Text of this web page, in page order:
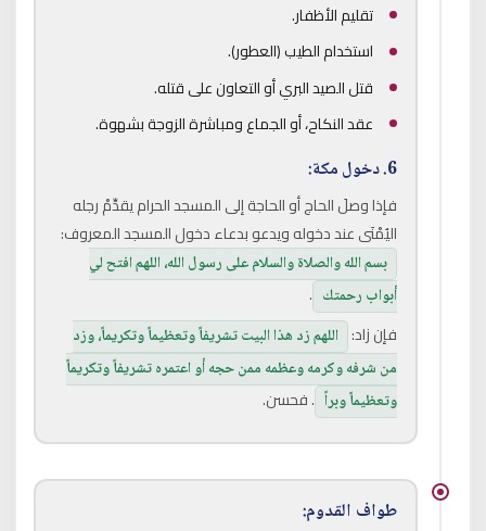
تقليم الأظفار.
استخدام الطيب (العطور).
قتل الصيد البري أو التعاون على قتله.
عقد النكاح، أو الجماع ومباشرة الزوجة بشهوة.
6. دخول مكة:
فإذا وصلَ الحاج أو الحاجة إلى المسجد الحرام يقدِّمْ رجله
اليُمْنَى عند دخوله ويدعو بدعاء دخول المسجد المعروف:
بسم الله والصلاة والسلام على رسول الله، اللهم افتح لي
أبواب رحمتك .
فإن زاد: اللهم زد هذا البيت تشريفاً وتعظيماً وتكريماً، وزد
من شرفه وكرمه وعظمه ممن حجه أو اعتمره تشريفاً وتكريماً
وتعظيماً وبراً . فحسن.
طواف القدوم: